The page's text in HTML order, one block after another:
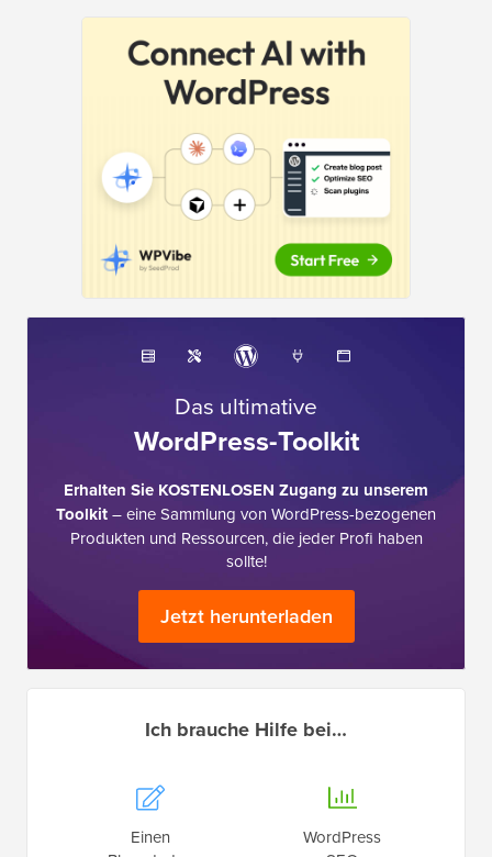
Das ultimative
WordPress-Toolkit
Erhalten Sie KOSTENLOSEN Zugang zu unserem
Toolkit– eine Sammlung von WordPress-bezogenen
Produkten und Ressourcen, die jeder Profi haben
sollte!
Jetzt herunterladen
Ich brauche Hilfe bei…
Einen
WordPress